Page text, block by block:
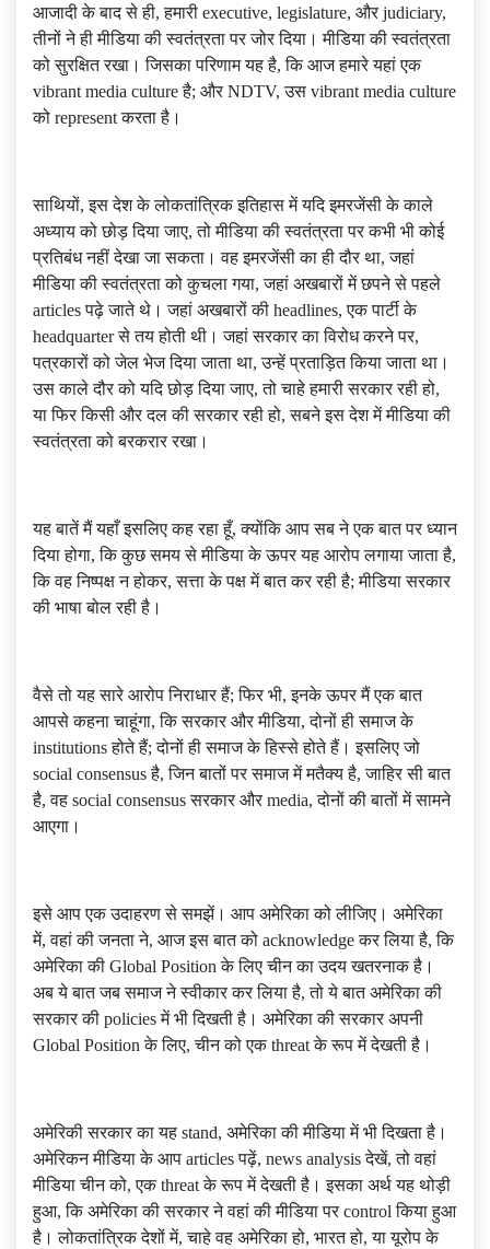
आजादी के बाद से ही, हमारी executive, legislature, और judiciary,
तीनों ने ही मीडिया की स्वतंत्रता पर जोर दिया। मीडिया की स्वतंत्रता
को सुरक्षित रखा। जिसका परिणाम यह है, कि आज हमारे यहां एक
vibrant media culture है; और NDTV, उस vibrant media culture
को represent करता है।
साथियों, इस देश के लोकतांत्रिक इतिहास में यदि इमरजेंसी के काले
अध्याय को छोड़ दिया जाए, तो मीडिया की स्वतंत्रता पर कभी भी कोई
प्रतिबंध नहीं देखा जा सकता। वह इमरजेंसी का ही दौर था, जहां
मीडिया की स्वतंत्रता को कुचला गया, जहां अखबारों में छपने से पहले
articles पढ़े जाते थे। जहां अखबारों की headlines, एक पार्टी के
headquarter से तय होती थी। जहां सरकार का विरोध करने पर,
पत्रकारों को जेल भेज दिया जाता था, उन्हें प्रताड़ित किया जाता था।
उस काले दौर को यदि छोड़ दिया जाए, तो चाहे हमारी सरकार रही हो,
या फिर किसी और दल की सरकार रही हो, सबने इस देश में मीडिया की
स्वतंत्रता को बरकरार रखा।
यह बातें मैं यहाँ इसलिए कह रहा हूँ, क्योंकि आप सब ने एक बात पर ध्यान
दिया होगा, कि कुछ समय से मीडिया के ऊपर यह आरोप लगाया जाता है,
कि वह निष्पक्ष न होकर, सत्ता के पक्ष में बात कर रही है; मीडिया सरकार
की भाषा बोल रही है।
वैसे तो यह सारे आरोप निराधार हैं; फिर भी, इनके ऊपर मैं एक बात
आपसे कहना चाहूंगा, कि सरकार और मीडिया, दोनों ही समाज के
institutions होते हैं; दोनों ही समाज के हिस्से होते हैं। इसलिए जो
social consensus है, जिन बातों पर समाज में मतैक्य है, जाहिर सी बात
है, वह social consensus सरकार और media, दोनों की बातों में सामने
आएगा।
इसे आप एक उदाहरण से समझें। आप अमेरिका को लीजिए। अमेरिका
में, वहां की जनता ने, आज इस बात को acknowledge कर लिया है, कि
अमेरिका की Global Position के लिए चीन का उदय खतरनाक है।
अब ये बात जब समाज ने स्वीकार कर लिया है, तो ये बात अमेरिका की
सरकार की policies में भी दिखती है। अमेरिका की सरकार अपनी
Global Position के लिए, चीन को एक threat के रूप में देखती है।
अमेरिकी सरकार का यह stand, अमेरिका की मीडिया में भी दिखता है।
अमेरिकन मीडिया के आप articles पढ़ें, news analysis देखें, तो वहां
मीडिया चीन को, एक threat के रूप में देखती है। इसका अर्थ यह थोड़ी
हुआ, कि अमेरिका की सरकार ने वहां की मीडिया पर control किया हुआ
है। लोकतांत्रिक देशों में, चाहे वह अमेरिका हो, भारत हो, या यूरोप के